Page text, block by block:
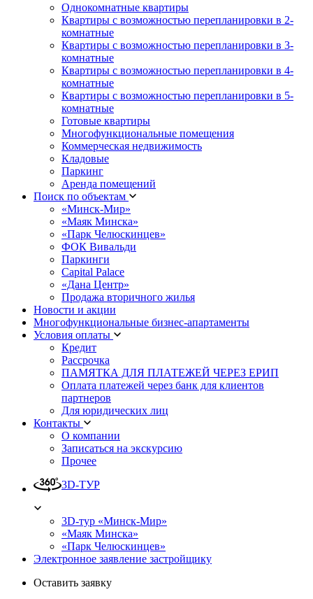
Однокомнатные квартиры
Квартиры с возможностью перепланировки в 2-
комнатные
Квартиры с возможностью перепланировки в 3-
комнатные
Квартиры с возможностью перепланировки в 4-
комнатные
Квартиры с возможностью перепланировки в 5-
комнатные
Готовые квартиры
Многофункциональные помещения
Коммерческая недвижимость
Кладовые
Паркинг
Аренда помещений
Поиск по объектам
«Минск-Мир»
«Маяк Минска»
«Парк Челюскинцев»
ФОК Вивальди
Паркинги
Capital Palace
«Дана Центр»
Продажа вторичного жилья
Новости и акции
Многофункциональные бизнес-апартаменты
Условия оплаты
Кредит
Рассрочка
ПАМЯТКА ДЛЯ ПЛАТЕЖЕЙ ЧЕРЕЗ ЕРИП
Оплата платежей через банк для клиентов
партнеров
Для юридических лиц
Контакты
О компании
Записаться на экскурсию
Прочее
3D-ТУР
3D-тур «Минск-Мир»
«Маяк Минска»
«Парк Челюскинцев»
Электронное заявление застройщику
Оставить заявку